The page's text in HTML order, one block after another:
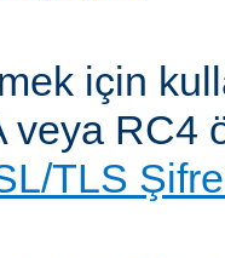
için
veya RC4
TLS